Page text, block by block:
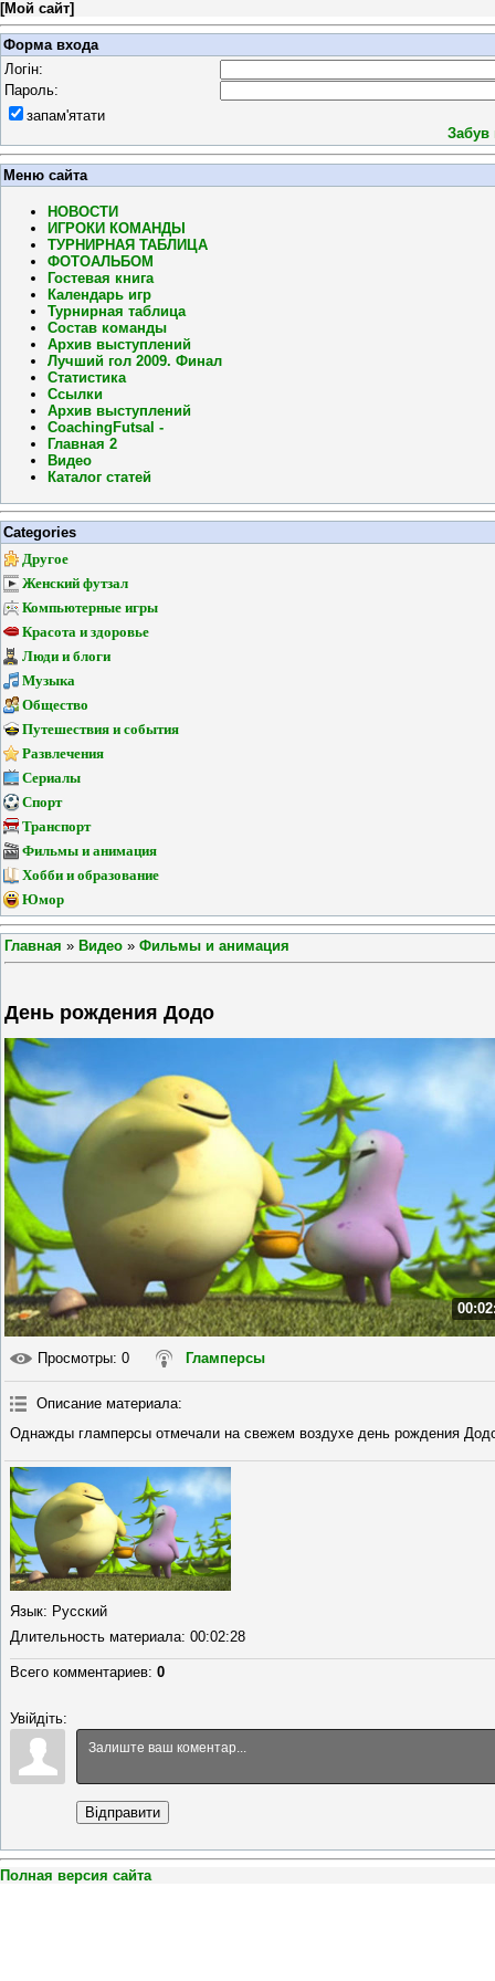
[Мой сайт]
Форма входа
Логін:
Пароль:
запам'ятати
Забув
Меню сайта
НОВОСТИ
ИГРОКИ КОМАНДЫ
ТУРНИРНАЯ ТАБЛИЦА
ФОТОАЛЬБОМ
Гостевая книга
Календарь игр
Турнирная таблица
Состав команды
Архив выступлений
Лучший гол 2009. Финал
Статистика
Ссылки
Архив выступлений
CoachingFutsal -
Главная 2
Видео
Каталог статей
Categories
Другое
Женский футзал
Компьютерные игры
Красота и здоровье
Люди и блоги
Музыка
Общество
Путешествия и события
Развлечения
Сериалы
Спорт
Транспорт
Фильмы и анимация
Хобби и образование
Юмор
Главная » Видео » Фильмы и анимация
День рождения Додо
Просмотры: 0 Гламперсы
Описание материала:
Однажды гламперсы отмечали на свежем воздухе день рождения
Язык: Русский
Длительность материала: 00:02:28
Всего комментариев: 0
Увійдіть:
Відправити
Полная версия сайта